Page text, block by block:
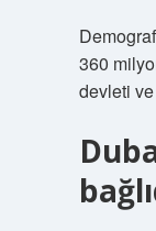
360
devleti